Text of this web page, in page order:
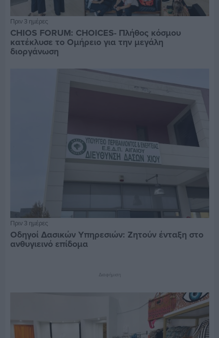
Πριν 3 ημέρες
CHIOS FORUM: CHOICES- Πλήθος κόσμου
κατέκλυσε το Ομήρειο για την μεγάλη
διοργάνωση
Πριν 3 ημέρες
Οδηγοί Δασικών Υπηρεσιών: Ζητούν ένταξη στο
ανθυγιεινό επίδομα
Διαφήμιση